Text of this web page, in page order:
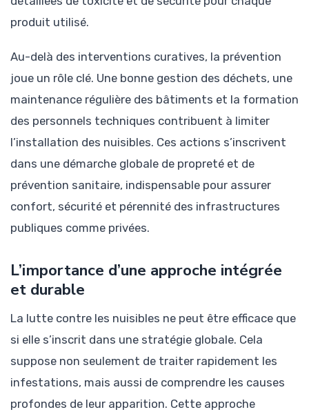
produit utilisé.
Au-delà des interventions curatives, la prévention
joue un rôle clé. Une bonne gestion des déchets, une
maintenance régulière des bâtiments et la formation
des personnels techniques contribuent à limiter
l’installation des nuisibles. Ces actions s’inscrivent
dans une démarche globale de propreté et de
prévention sanitaire, indispensable pour assurer
confort, sécurité et pérennité des infrastructures
publiques comme privées.
L’importance d’une approche intégrée
et durable
La lutte contre les nuisibles ne peut être efficace que
si elle s’inscrit dans une stratégie globale. Cela
suppose non seulement de traiter rapidement les
infestations, mais aussi de comprendre les causes
profondes de leur apparition. Cette approche